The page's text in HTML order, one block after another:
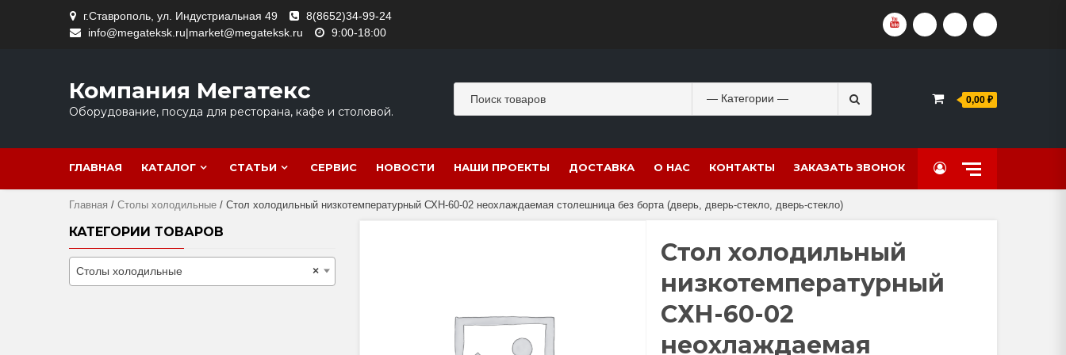
г.Ставрополь, ул. Индустриальная 49
8(8652)34-99-24
info@megateksk.ru|market@megateksk.ru
9:00-18:00
YOUTUBEVKVIDEORUTUBEDZEN
Компания Мегатекс
Оборудование, посуда для ресторана, кафе и столовой.
for:
0,00 ₽
ГЛАВНАЯ КАТАЛОГ СТАТЬИ СЕРВИС НОВОСТИ НАШИ ПРОЕКТЫ ДОСТАВКА О НАС КОНТАКТЫ ЗАКАЗАТЬ ЗВОНОК
Главная / Столы холодильные / Стол холодильный низкотемпературный СХН-60-02 неохлаждаемая столешница без борта (дверь, дверь-стекло, дверь-стекло)
Стол холодильный
низкотемпературный
СХН-60-02
неохлаждаемая
КАТЕГОРИИ ТОВАРОВ
×
Столы холодильные